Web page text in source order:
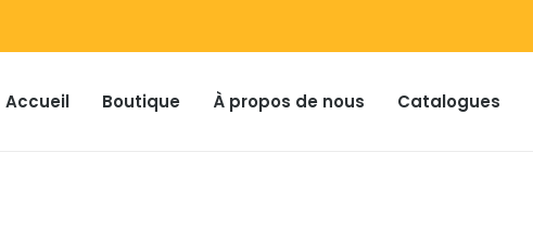
Accueil Boutique À propos de nous Catalogues